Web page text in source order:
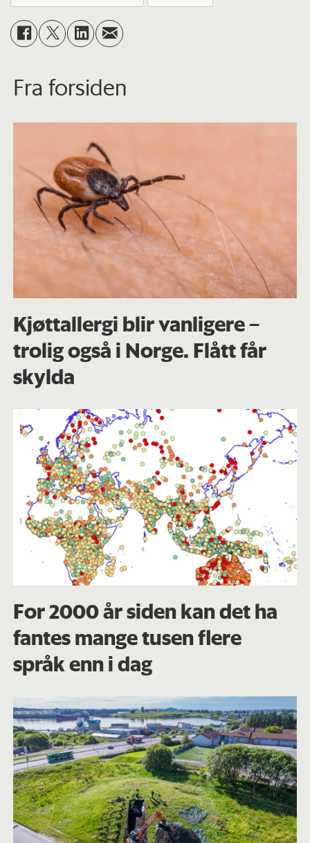
Fra forsiden
Kjøttallergi blir vanligere –
trolig også i Norge. Flått får
skylda
For 2000 år siden kan det ha
fantes mange tusen flere
språk enn i dag